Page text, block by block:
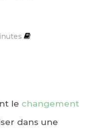
FACEBOOK
SUR LINKEDIN
le changement
dans une